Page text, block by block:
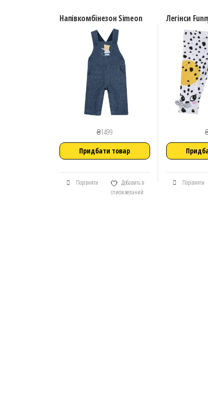
Напівкомбінезон Simeon
₴1499
Придбати товар
Порівняти
Добавить в
список желаний
Легінси
Порівняти